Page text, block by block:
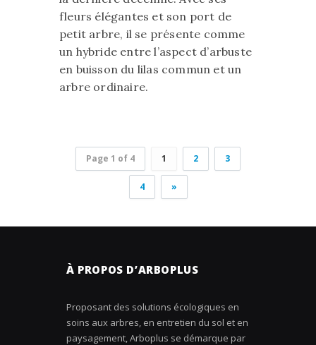
fleurs élégantes et son port de
petit arbre, il se présente comme
un hybride entre l’aspect d’arbuste
en buisson du lilas commun et un
arbre ordinaire.
Page 1 of 4 1 2 3
4 »
À PROPOS D’ARBOPLUS
Proposant des solutions écologiques en
soins aux arbres, en entretien du sol et en
paysagement, Arboplus se démarque par